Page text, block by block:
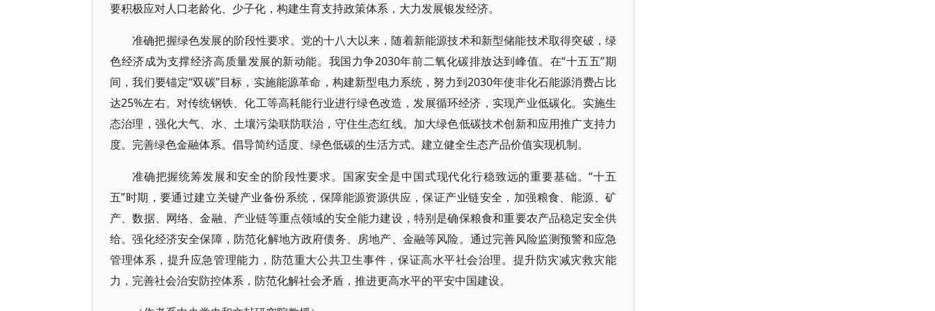
要积极应对人口老龄化、少子化，构建生育支持政策体系，大力发展银发经济。
准确把握绿色发展的阶段性要求。党的十八大以来，随着新能源技术和新型储能技术取得突破，绿
色经济成为支撑经济高质量发展的新动能。我国力争2030年前二氧化碳排放达到峰值。在“十五五”期
间，我们要锚定“双碳”目标，实施能源革命，构建新型电力系统，努力到2030年使非化石能源消费占比
达25%左右。对传统钢铁、化工等高耗能行业进行绿色改造，发展循环经济，实现产业低碳化。实施生
态治理，强化大气、水、土壤污染联防联治，守住生态红线。加大绿色低碳技术创新和应用推广支持力
度。完善绿色金融体系。倡导简约适度、绿色低碳的生活方式。建立健全生态产品价值实现机制。
准确把握统筹发展和安全的阶段性要求。国家安全是中国式现代化行稳致远的重要基础。“十五
五”时期，要通过建立关键产业备份系统，保障能源资源供应，保证产业链安全，加强粮食、能源、矿
产、数据、网络、金融、产业链等重点领域的安全能力建设，特别是确保粮食和重要农产品稳定安全供
给。强化经济安全保障，防范化解地方政府债务、房地产、金融等风险。通过完善风险监测预警和应急
管理体系，提升应急管理能力，防范重大公共卫生事件，保证高水平社会治理。提升防灾减灾救灾能
力，完善社会治安防控体系，防范化解社会矛盾，推进更高水平的平安中国建设。